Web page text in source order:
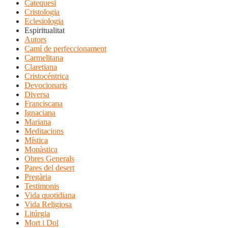
Catequesi
Cristologia
Eclesiologia
Espiritualitat
Autors
Camí de perfeccionament
Carmelitana
Claretiana
Cristocéntrica
Devocionaris
Diversa
Franciscana
Ignaciana
Mariana
Meditacions
Mística
Monàstica
Obres Generals
Pares del desert
Pregària
Testimonis
Vida quotidiana
Vida Religiosa
Litúrgia
Mort i Dol